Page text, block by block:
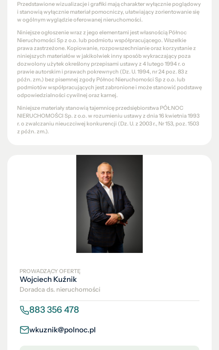
Przedstawione wizualizacje i grafiki mają charakter wyłącznie poglądowy
i stanowią wyłącznie materiał pomocniczy, ułatwiający zorientowanie się
w ogólnym wyglądzie oferowanej nieruchomości.
Niniejsze ogłoszenie wraz z jego elementami jest własnością Północ
Nieruchomości Sp z o.o. lub podmiotu współpracującego. Wszelkie
prawa zastrzeżone. Kopiowanie, rozpowszechnianie oraz korzystanie z
niniejszych materiałów w jakikolwiek inny sposób wykraczający poza
dozwolony użytek określony przepisami ustawy z 4 lutego 1994 r. o
prawie autorskim i prawach pokrewnych (Dz. U. 1994, nr 24 poz. 83 z
późn. zm.) bez pisemnej zgody Północ Nieruchomości Sp z o.o. lub
podmiotów współpracujących jest zabronione i może stanowić podstawę
odpowiedzialności cywilnej oraz karnej.
Niniejsze materiały stanowią tajemnicę przedsiębiorstwa PÓŁNOC
NIERUCHOMOŚCI Sp. z o.o. w rozumieniu ustawy z dnia 16 kwietnia 1993
r. o zwalczaniu nieuczciwej konkurencji (Dz. U. z 2003 r., Nr 153, poz. 1503
z późn. zm.).
PROWADZĄCY OFERTĘ
Wojciech Kuźnik
Doradca ds. nieruchomości
883 356 478
wkuznik@polnoc.pl